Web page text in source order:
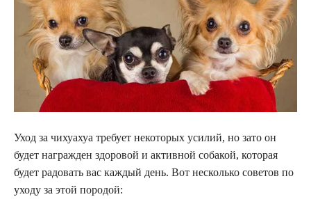
Уход за чихуахуа требует некоторых усилий, но зато он
будет награжден здоровой и активной собакой, которая
будет радовать вас каждый день. Вот несколько советов по
уходу за этой породой: